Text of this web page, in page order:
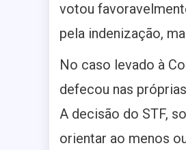
votou
pela indenização,
No caso levado à
defecou nas
A decisão do STF,
orientar ao menos